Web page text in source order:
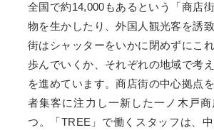
全国で約14,000もあるという「商店
物を生かしたり、外国人観光客を誘
街はシャッターをいかに閉めずにこ
歩んでいくか、それぞれの地域で考
を進めています。商店街の中心拠点
者集客に注力し一新した一ノ木戸商
つ。「TREE」で働くスタッフは、